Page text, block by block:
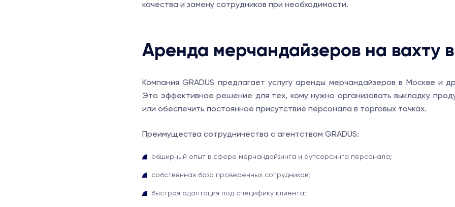
качества и замену сотрудников при необходимости.
Аренда мерчандайзеров на вахту
Компания GRADUS предлагает услугу аренды мерчандайзеров в Москве и
Это эффективное решение для тех, кому нужно организовать выкладку
или обеспечить постоянное присутствие персонала в торговых точках.
Преимущества сотрудничества с агентством GRADUS:
обширный опыт в сфере мерчандайзинга и аутсорсинга персонала;
собственная база проверенных сотрудников;
быстрая адаптация под специфику клиента;